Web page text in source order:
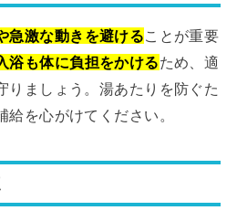
急激な動きを避けることが重要
浴も体に負担をかけるため、適
りましょう。湯あたりを防ぐた
を心がけてください。